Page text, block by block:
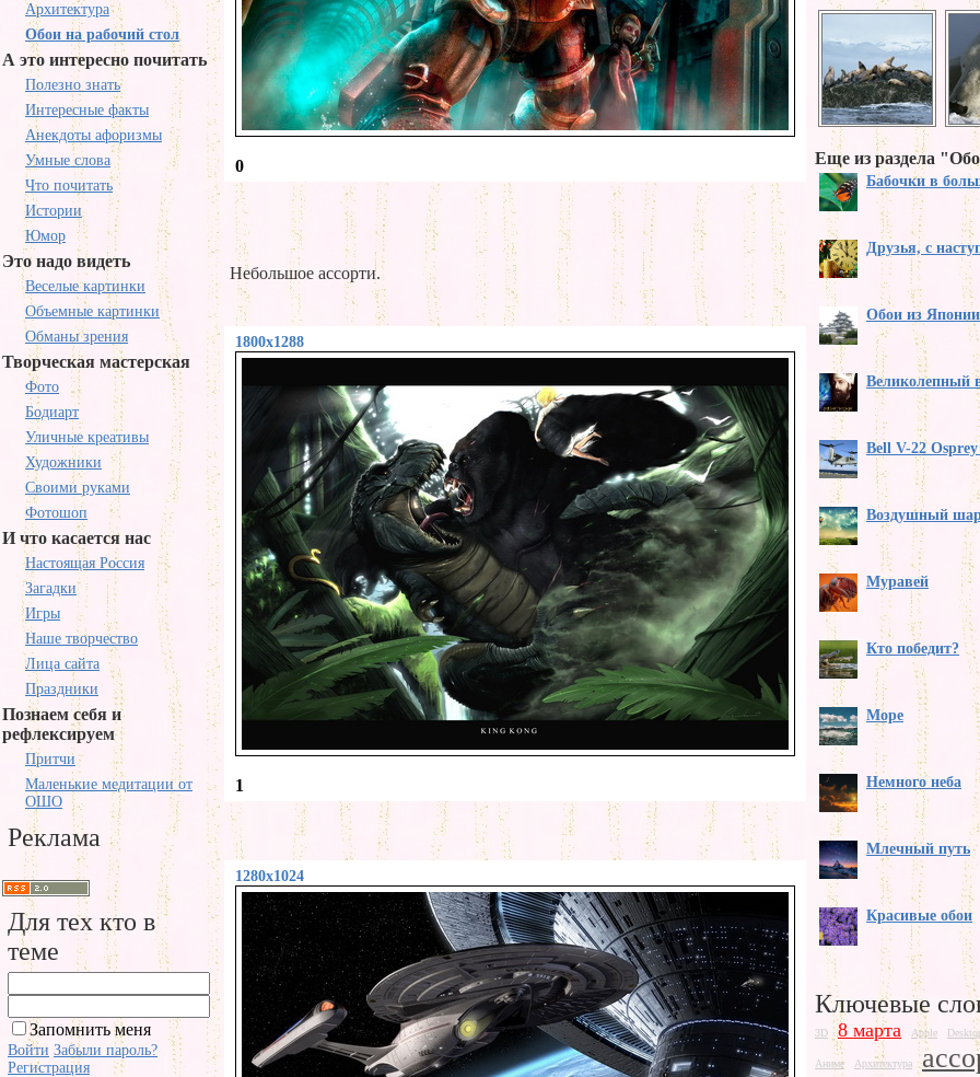
Архитектура
Обои на рабочий стол
А это интересно почитать
Полезно знать
Интересные факты
Анекдоты афоризмы
Умные слова
Что почитать
Истории
Юмор
Это надо видеть
Веселые картинки
Объемные картинки
Обманы зрения
Творческая мастерская
Фото
Бодиарт
Уличные креативы
Художники
Своими руками
Фотошоп
И что касается нас
Настоящая Россия
Загадки
Игры
Наше творчество
Лица сайта
Праздники
Познаем себя и
рефлексируем
Притчи
Маленькие медитации от
ОШО
Реклама
Для тех кто в
теме
Запомнить меня
Войти Забыли пароль?
Регистрация
0
Небольшое ассорти.
1800x1288
1
1280x1024
Еще из раздела
Бабочки в
Друзья, с
Обои из Японии
Великолепный
Bell V-22
Воздушный
Муравей
Кто победит?
Море
Немного неба
Млечный путь
Красивые обои
Ключевые
3D 8 марта Apple
Аниме Архитектура